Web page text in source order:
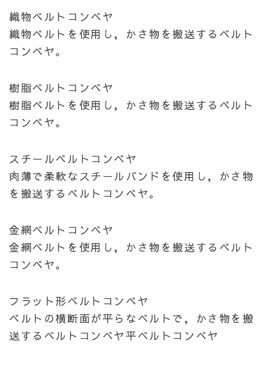
織物ベルトコンベヤ
織物ベルトを使用し，かさ物を搬送するベルト
コンベヤ。
樹脂ベルトコンベヤ
樹脂ベルトを使用し，かさ物を搬送するベルト
コンベヤ。
スチールベルトコンベヤ
肉薄で柔軟なスチールバンドを使用し，かさ物
を搬送するベルトコンベヤ。
金網ベルトコンベヤ
金網ベルトを使用し，かさ物を搬送するベルト
コンベヤ。
フラット形ベルトコンベヤ
ベルトの横断面が平らなベルトで，かさ物を搬
送するベルトコンベヤ平ベルトコンベヤ